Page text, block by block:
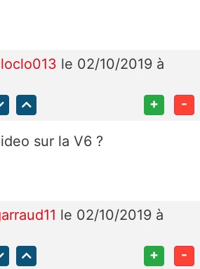
le 02/10/2019 à
+ -
sur la V6 ?
le 02/10/2019 à
+ -